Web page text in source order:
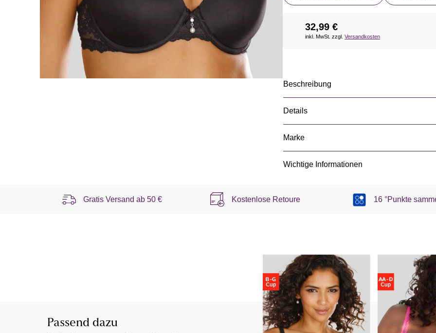
32,99 €
inkl. MwSt. zzgl. Versandkosten
Beschreibung
Details
Marke
Wichtige Informationen
Gratis Versand ab 50 € Kostenlose Retoure 16 °Punkte
Passend dazu